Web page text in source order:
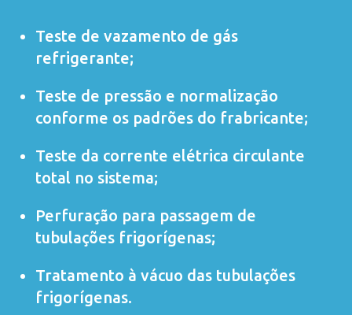
Teste de vazamento de gás
refrigerante;
Teste de pressão e normalização
conforme os padrões do frabricante;
Teste da corrente elétrica circulante
total no sistema;
Perfuração para passagem de
tubulações frigorígenas;
Tratamento à vácuo das tubulações
frigorígenas.